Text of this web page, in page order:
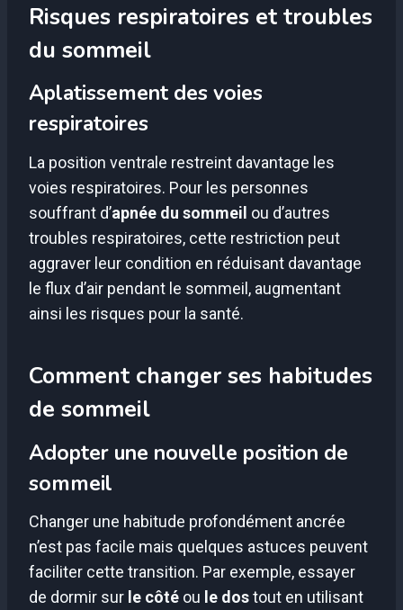
Risques respiratoires et troubles
du sommeil
Aplatissement des voies
respiratoires
La position ventrale restreint davantage les
voies respiratoires. Pour les personnes
souffrant d’apnée du sommeil ou d’autres
troubles respiratoires, cette restriction peut
aggraver leur condition en réduisant davantage
le flux d’air pendant le sommeil, augmentant
ainsi les risques pour la santé.
Comment changer ses habitudes
de sommeil
Adopter une nouvelle position de
sommeil
Changer une habitude profondément ancrée
n’est pas facile mais quelques astuces peuvent
faciliter cette transition. Par exemple, essayer
de dormir sur le côté ou le dostout en utilisant